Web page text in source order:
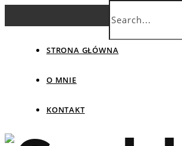
STRONA GŁÓWNA
O MNIE
KONTAKT